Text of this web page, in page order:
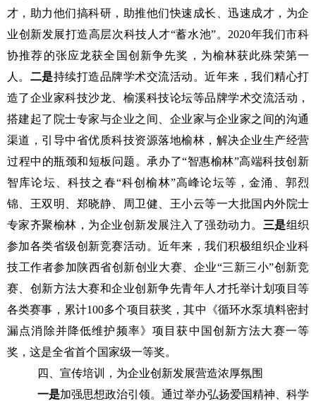
才，助力他们搞科研，助推他们快速成长、迅速成才，为企
业创新发展打造高层次科技人才“蓄水池”。 2020年我们市科
协推荐的张应龙获全国创新争先奖，为榆林获此殊荣第一
人。 二是持续打造品牌学术交流活动。近年来，我们精心打
造了企业家科技沙龙、榆溪科技论坛等品牌学术交流活动，
搭建起了院士专家与企业之间、企业家与企业家之间的沟通
渠道，引导中省优质科技资源落地榆林，解决企业生产经营
过程中的瓶颈和短板问题。承办了“智惠榆林”高端科技创新
智库论坛、科技之春“科创榆林”高峰论坛等，金涌、郭烈
锦、王双明、郑晓静、周卫健、王小云等一大批国内外院士
专家齐聚榆林，为企业创新发展注入了强劲动力。 三是组织
参加各类省级创新竞赛活动。近年来，我们积极组织企业科
技工作者参加陕西省创新创业大赛、企业“三新三小”创新竞
赛、创新方法大赛和企业创新争先青年人才托举计划项目等
各类赛事，累计100多个项目获奖，其中《循环水泵填料密封
漏点消除并降低维护频率》项目获中国创新方法大赛一等
奖，这是全省首个国家级一等奖。
四、宣传培训，为企业创新发展营造浓厚氛围
一是加强思想政治引领。通过举办弘扬爱国精神、科学